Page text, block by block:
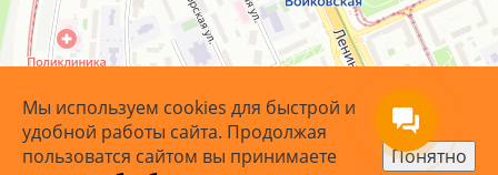
Мы используем cookies для быстрой и
удобной работы сайта. Продолжая
пользоватся сайтом вы принимаете
Понятно